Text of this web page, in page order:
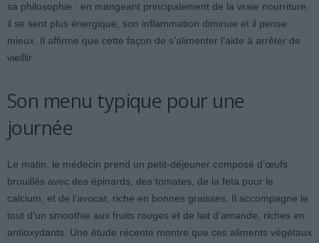
sa philosophie : en mangeant principalement de la vraie nourriture,
il se sent plus énergique, son inflammation diminue et il pense
mieux. Il affirme que cette façon de s’alimenter l’aide à arrêter de
vieillir.
Son menu typique pour une
journée
Le matin, le médecin prend un petit-déjeuner composé d’œufs
brouillés avec des épinards, des tomates, de la feta pour le
calcium, et de l’avocat, riche en bonnes graisses. Il accompagne le
tout d’un smoothie aux fruits rouges et de lait d’amande, riches en
antioxydants. Une étude récente montre que ces aliments végétaux